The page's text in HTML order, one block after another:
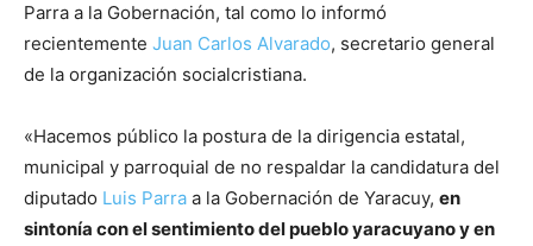
Parra a la Gobernación, tal como lo informó
recientemente Juan Carlos Alvarado, secretario general
de la organización socialcristiana.
«Hacemos público la postura de la dirigencia estatal,
municipal y parroquial de no respaldar la candidatura del
diputado Luis Parra a la Gobernación de Yaracuy, en
sintonía con el sentimiento del pueblo yaracuyano y en